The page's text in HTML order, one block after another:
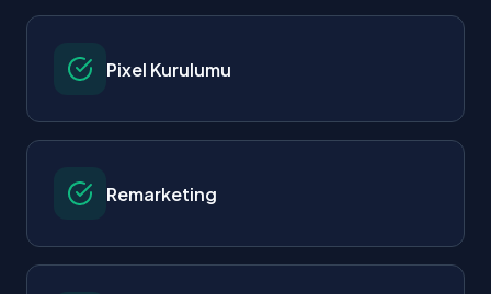
Pixel Kurulumu
Remarketing